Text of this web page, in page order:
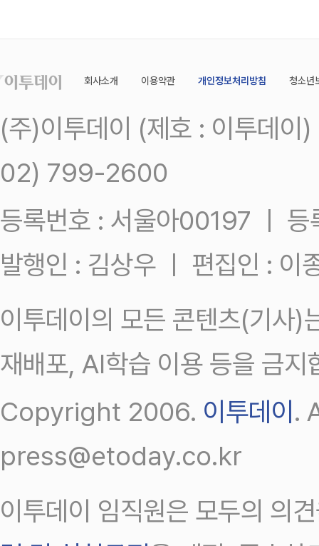
회사소개 이용약관 개인정보처리방침 청소년
(주)이투데이 (제호 : 이투데
02) 799-2600
등록번호 : 서울아00197 ㅣ
발행인 : 김상우 ㅣ 편집인 : 이
이투데이의 모든 콘텐츠(기사)
재배포, AI학습 이용 등을 금지
Copyright 2006. 이투데이.
press@etoday.co.kr
이투데이 임직원은 모두의 의